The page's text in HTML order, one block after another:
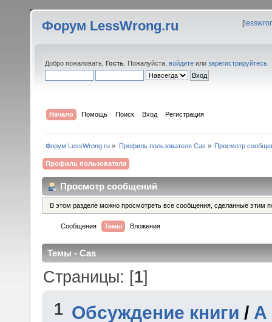
Форум LessWrong.ru [
Добро пожаловать, Гость . Пожалуйста, войдите или зарегистрируйтесь
Начало Помощь Поиск Вход Регистрация
Форум LessWrong.ru » Профиль пользователя Cas » Просмотр
Профиль пользователя
Просмотр сообщений
В этом разделе можно просмотреть все сообщения, сделанные этим
Сообщения Темы Вложения
Темы - Cas
Страницы: [1]
1 Обсуждение книги / А